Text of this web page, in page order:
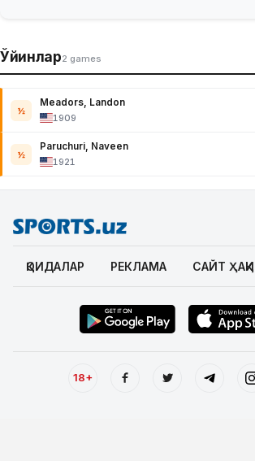
Ўйинлар2 games
½
Meadors, Landon
1909
½
Paruchuri, Naveen
1921
ҚОИДАЛАР РЕКЛАМА САЙТ
18+